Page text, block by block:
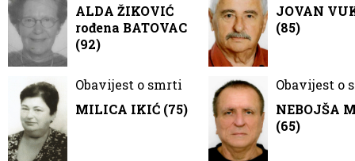
ALDA ŽIKOVIĆ
rođena BATOVAC
(92)
JOVAN
(85)
Obavijest o smrti
MILICA IKIĆ (75)
Obavijest o
NEBOJŠA
(65)